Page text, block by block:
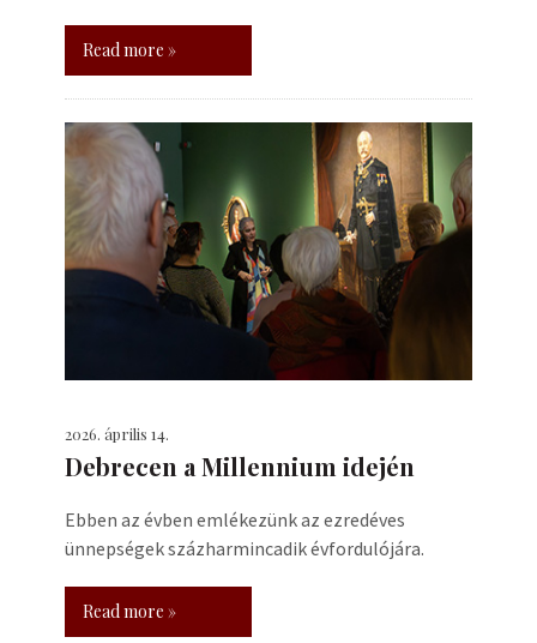
Read more »
2026. április 14.
Debrecen a Millennium idején
Ebben az évben emlékezünk az ezredéves
ünnepségek százharmincadik évfordulójára.
Read more »